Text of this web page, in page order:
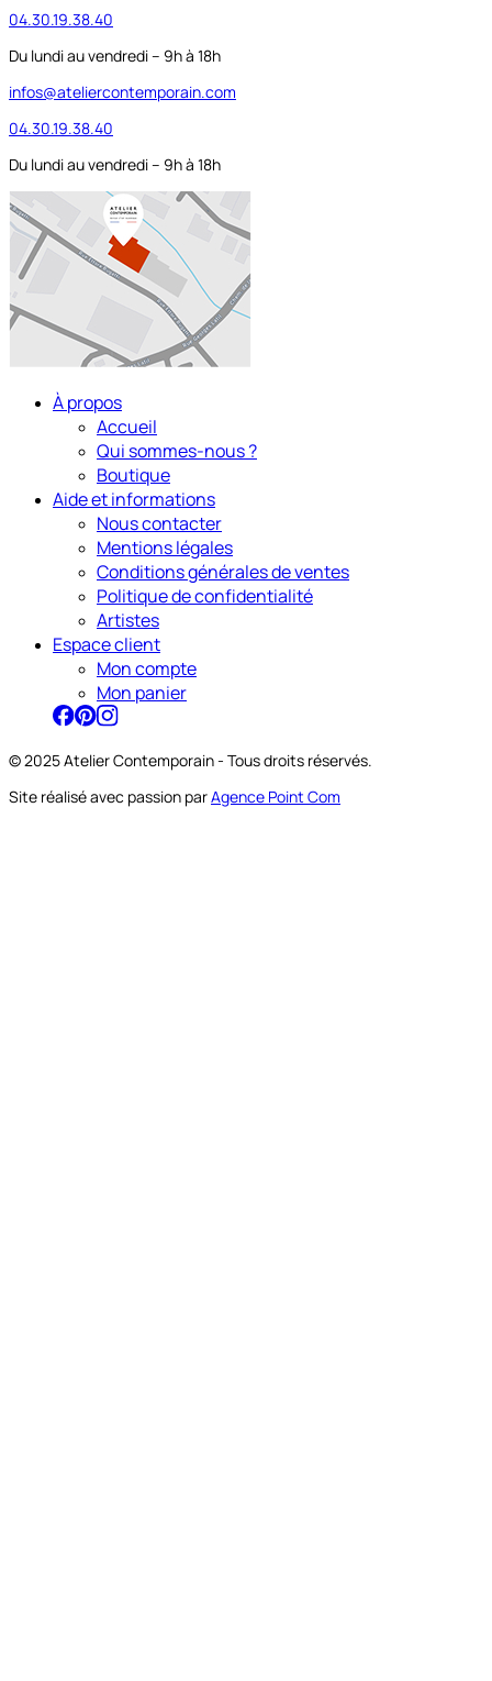
04.30.19.38.40
Du lundi au vendredi – 9h à 18h
infos@ateliercontemporain.com
04.30.19.38.40
Du lundi au vendredi – 9h à 18h
À propos
Accueil
Qui sommes-nous ?
Boutique
Aide et informations
Nous contacter
Mentions légales
Conditions générales de ventes
Politique de confidentialité
Artistes
Espace client
Mon compte
Mon panier
© 2025 Atelier Contemporain - Tous droits réservés.
Site réalisé avec passion parAgence Point Com